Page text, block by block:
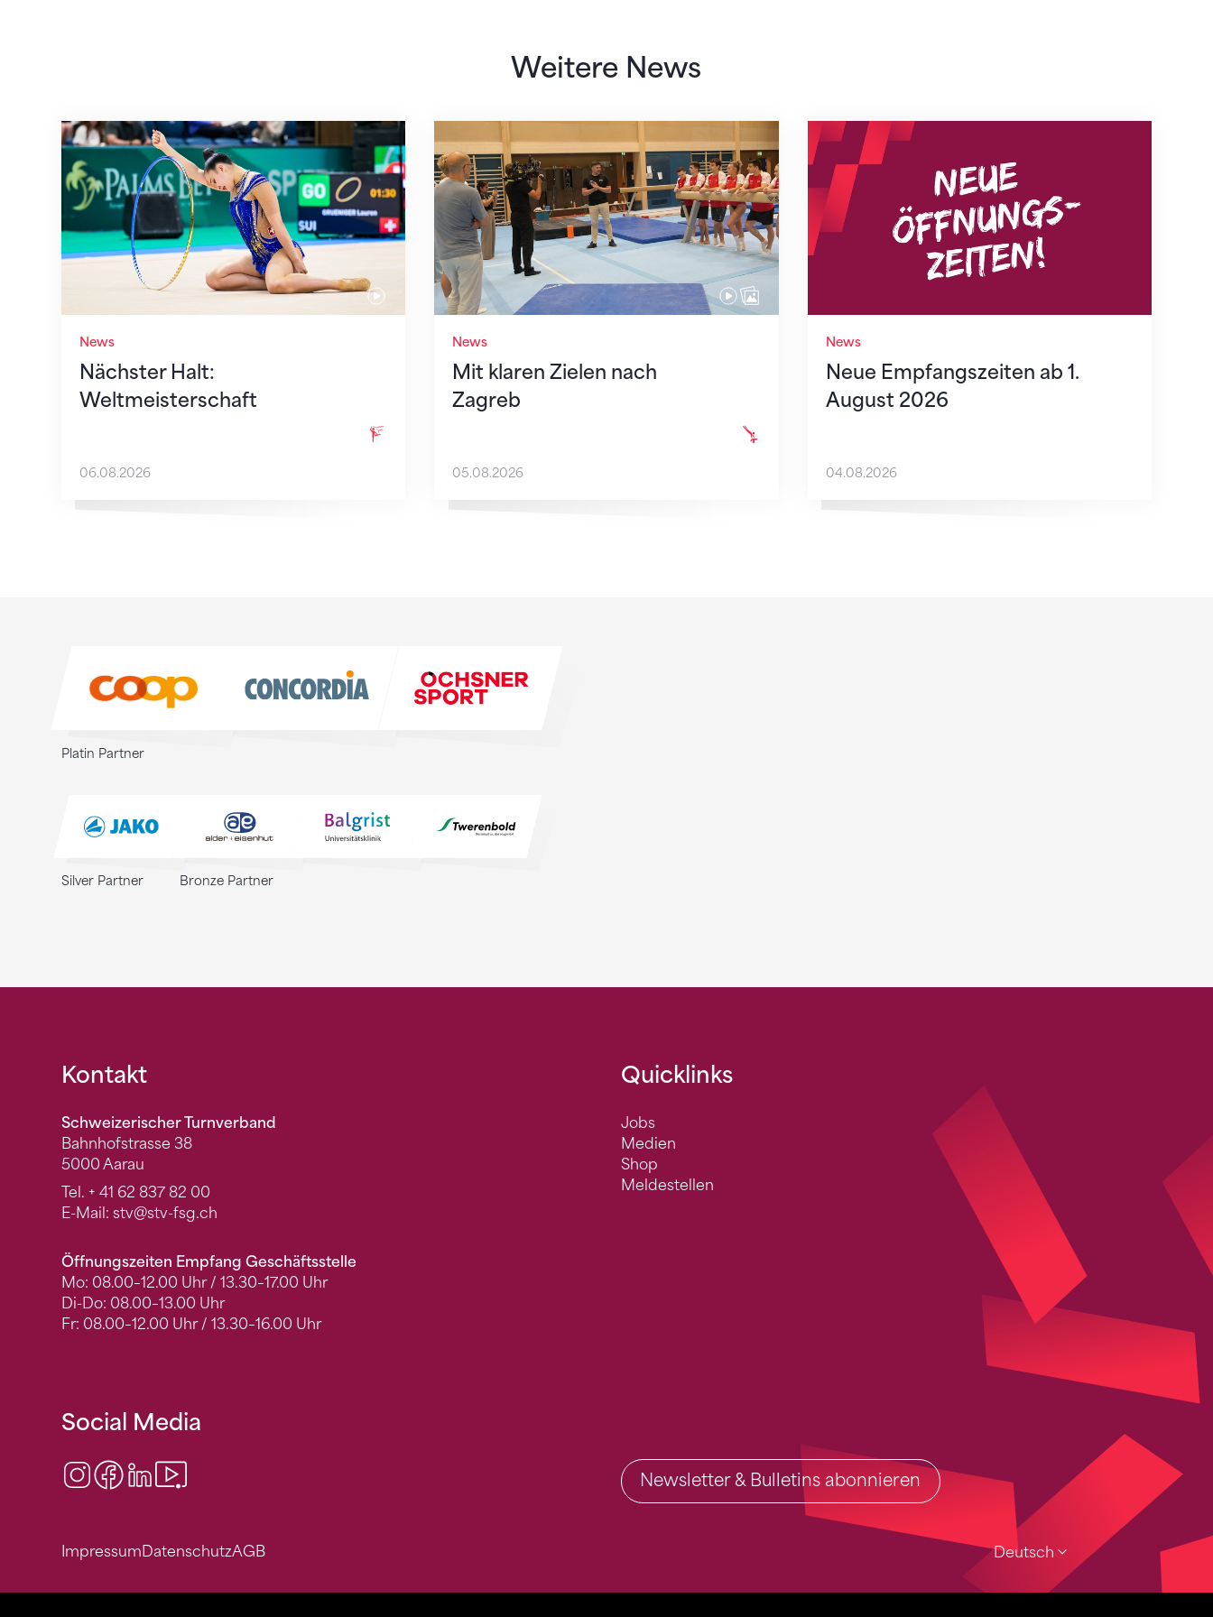
Weitere News
News
Nächster Halt:
Weltmeisterschaft
Nächster Halt: Weltmeisterschaft
06.08.2026
News
Mit klaren Zielen nach
Zagreb
Mit klaren Zielen nach Zagreb
05.08.2026
News
Neue Empfangszeiten ab 1.
August 2026
Neue Empfangszeiten ab 1. August 2026
04.08.2026
Platin Partner
Silver Partner Bronze Partner
Fusszeile
Kontakt
Schweizerischer Turnverband
Bahnhofstrasse 38
5000 Aarau
Tel. + 41 62 837 82 00
E-Mail: stv@stv-fsg.ch
Öffnungszeiten Empfang Geschäftsstelle
Mo: 08.00–12.00 Uhr / 13.30–17.00 Uhr
Di-Do: 08.00–13.00 Uhr
Fr: 08.00–12.00 Uhr / 13.30–16.00 Uhr
Quicklinks
Jobs
Medien
Shop
Meldestellen
Deutsch
Social Media
Instagram
Facebook
LinkedIn Newsletter & Bulletins abonnieren
ImpressumDatenschutzAGB